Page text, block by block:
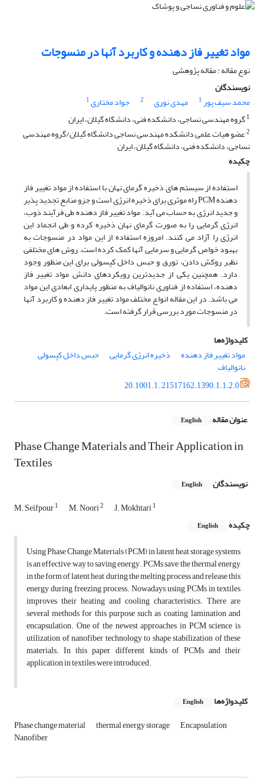
مواد تغییر فاز دهنده و کاربرد آنها در منسوجات
نوع مقاله : مقاله پژوهشی
نویسندگان
محمد سیف پور1 مهدی نوری 2 جواد مختاری1
1گروه مهندسی نساجی، دانشکده فنی، دانشگاه گیلان، ایران
2عضو هیات علمی دانشکده مهندسی نساجی دانشگاه گیلان/گروه مهندسی
نساجی، دانشکده فنی، دانشگاه گیلان، ایران
چکیده
استفاده از سیستم های ذخیره گرمای نهان با استفاده از مواد تغییر فاز
دهنده PCM راه موثری برای ذخیره انرژی است و جزو منابع تجدید پذیر
و جدید انرژی به حساب می آید. مواد تغییر فاز دهنده طی فرآیند ذوب،
انرژی گرمایی را به صورت گرمای نهان ذخیره کرده و طی انجماد این
انرژی را آزاد می کنند. امروزه استفاده از این مواد در منسوجات به
بهبود خواص گرمایی و سرمایی آنها کمک کرده است. روش های مختلفی
نظیر روکش دادن، تورق و حبس داخل کپسولی برای این منظور وجود
دارد. همچنین یکی از جدیدترین رویکردهای دانش مواد تغییر فاز
دهنده، استفاده از فناوری نانوالیاف به منظور پایداری ابعادی این مواد
می باشد. در این مقاله انواع مختلف مواد تغییر فاز دهنده و کاربرد آنها
در منسوجات مورد بررسی قرار گرفته است.
کلیدواژه‌ها
مواد تغییر فاز دهنده
ذخیره انرژی گرمایی حبس داخل کپسولی
نانوالیاف
20.1001.1. 21517162.1390.1.1.2.0
عنوان مقاله English
Phase Change Materials and Their Application in
Textiles
نویسندگان English
M. Seifpour1 M. Noori2 J. Mokhtari1
چکیده English
Using Phase Change Materials (PCM) in latent heat storage systems
is an effective way to saving energy. PCMs save the thermal energy
in the form of latent heat during the melting process and release this
energy during freezing process. Nowadays, using PCMs in textiles
improves their heating and cooling characteristics. There are
several methods for this purpose such as coating, lamination and
encapsulation. One of the newest approaches in PCM science is
utilization of nanofiber technology to shape stabilization of these
materials. In this paper, different kinds of PCMs and their
application in textiles were introduced.
کلیدواژه‌ها English
Phase change material thermal energy storage Encapsulation
Nanofiber